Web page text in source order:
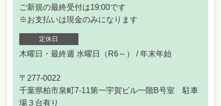
ご新規の最終受付は19:00です
※お支払いは現金のみになります
定休日
木曜日・最終週 水曜日（R6～） / 年末年始
〒277-0022
千葉県柏市泉町7-11第一宇賀ビル一階B号室 駐車
場３台有り